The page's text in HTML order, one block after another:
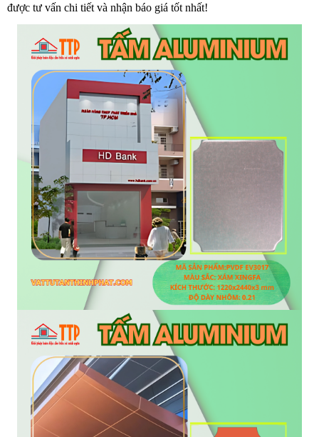
được tư vấn chi tiết và nhận báo giá tốt nhất!